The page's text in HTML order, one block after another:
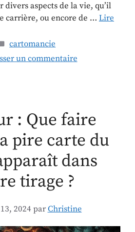
divers aspects de la vie, qu’il
carrière, ou encore de … Lire
cartomancie
un commentaire
: Que faire
pire carte du
dans
tirage ?
2024 parChristine